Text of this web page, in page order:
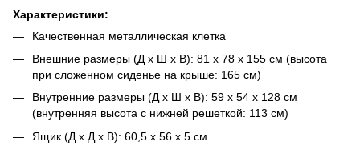
Характеристики:
Качественная металлическая клетка
Внешние размеры (Д х Ш х В): 81 х 78 х 155 см (высота
при сложенном сиденье на крыше: 165 см)
Внутренние размеры (Д х Ш х В): 59 х 54 х 128 см
(внутренняя высота с нижней решеткой: 113 см)
Ящик (Д х Д х В): 60,5 х 56 х 5 см